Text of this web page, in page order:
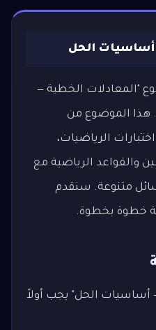
أساسيات الحل
"المعادلات الخطية —
هذا الموضوع من
الرياضيات،
والقواعد الرياضية مع
متنوعة. سنقدم
خطوة بخطوة.
أساسيات الحل" يجب أولاً